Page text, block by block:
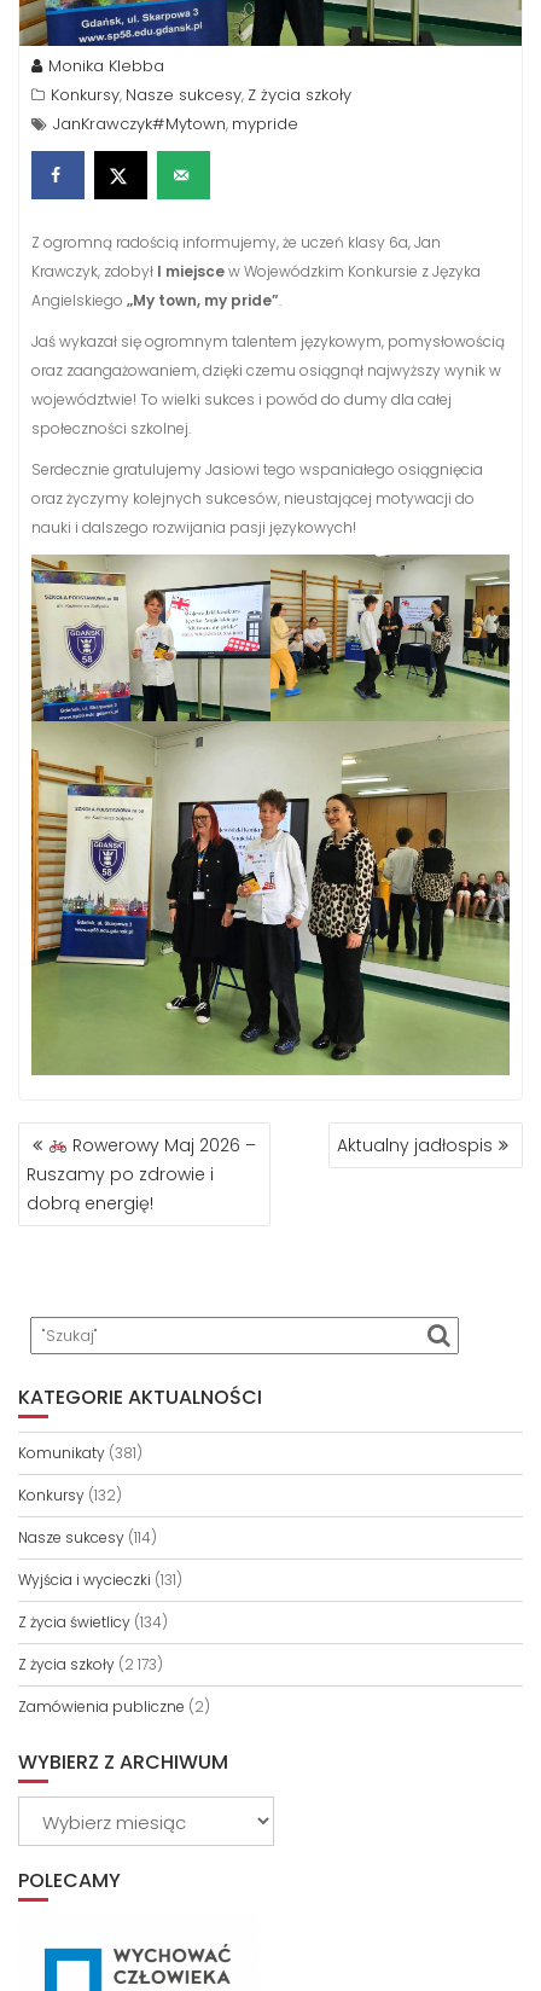
Monika Klebba
Konkursy, Nasze sukcesy, Z życia szkoły
JanKrawczyk#Mytown, mypride
Z ogromną radością informujemy, że uczeń klasy 6a, Jan
Krawczyk, zdobył I miejscew Wojewódzkim Konkursie z Języka
Angielskiego „My town, my pride”.
Jaś wykazał się ogromnym talentem językowym, pomysłowością
oraz zaangażowaniem, dzięki czemu osiągnął najwyższy wynik w
województwie! To wielki sukces i powód do dumy dla całej
społeczności szkolnej.
Serdecznie gratulujemy Jasiowi tego wspaniałego osiągnięcia
oraz życzymy kolejnych sukcesów, nieustającej motywacji do
nauki i dalszego rozwijania pasji językowych!
NAWIGACJA
WPISURowerowy Maj 2026 –
Ruszamy po zdrowie i
dobrą energię!
Aktualny jadłospis
KATEGORIE AKTUALNOŚCI
Komunikaty (381)
Konkursy (132)
Nasze sukcesy (114)
Wyjścia i wycieczki (131)
Z życia świetlicy (134)
Z życia szkoły (2 173)
Zamówienia publiczne (2)
WYBIERZ Z ARCHIWUM
POLECAMY